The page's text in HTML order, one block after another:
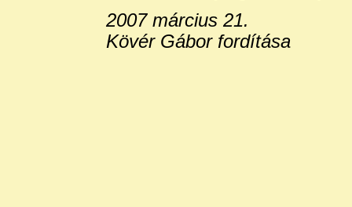
2007 március 21.
Kövér Gábor fordítása